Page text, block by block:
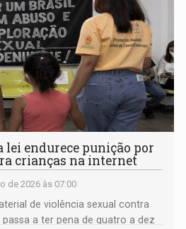
lei endurece punição por
crianças na internet
de 2026 às 07:00
de violência sexual contra
a ter pena de quatro a dez